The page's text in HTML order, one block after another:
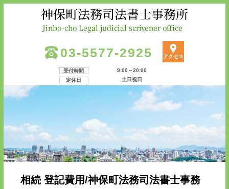
03-5577-2925 アクセス
受付時間
9:00～20:00
定休日
土日祝日
相続 登記費用/神保町法務司法書士事務